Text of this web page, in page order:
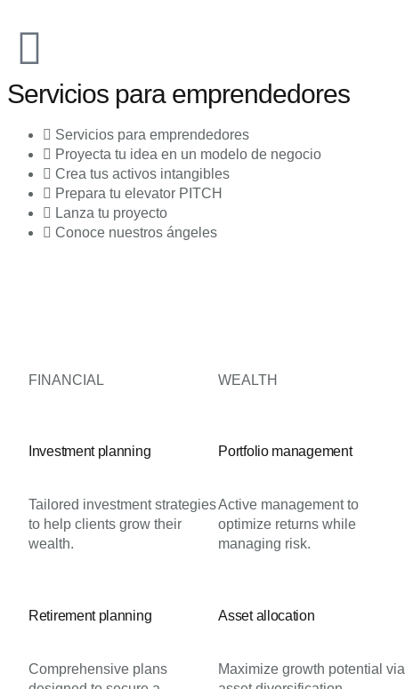
Servicios para emprendedores
Servicios para emprendedores
Proyecta tu idea en un modelo de negocio
Crea tus activos intangibles
Prepara tu elevator PITCH
Lanza tu proyecto
Conoce nuestros ángeles
FINANCIAL
Investment planning
Tailored investment strategies
to help clients grow their
wealth.
Retirement planning
Comprehensive plans
WEALTH
Portfolio management
Active management to
optimize returns while
managing risk.
Asset allocation
Maximize growth potential via